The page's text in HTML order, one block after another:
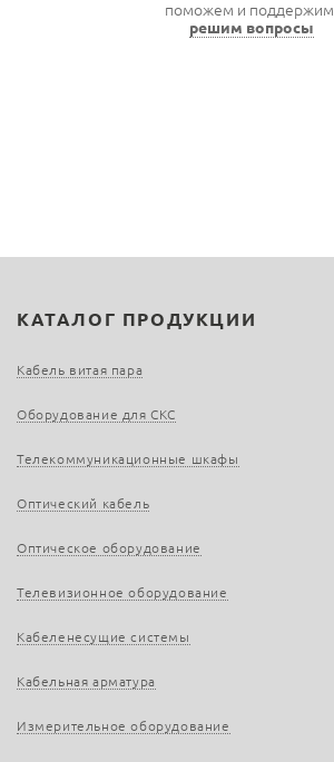
поможем и поддержим,
решим вопросы
КАТАЛОГ ПРОДУКЦИИ
Кабель витая пара
Оборудование для СКС
Телекоммуникационные шкафы
Оптический кабель
Оптическое оборудование
Телевизионное оборудование
Кабеленесущие системы
Кабельная арматура
Измерительное оборудование